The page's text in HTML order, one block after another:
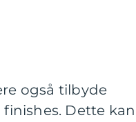
også tilbyde
Dette kan